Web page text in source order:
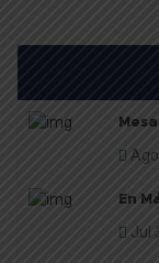
En
Jul